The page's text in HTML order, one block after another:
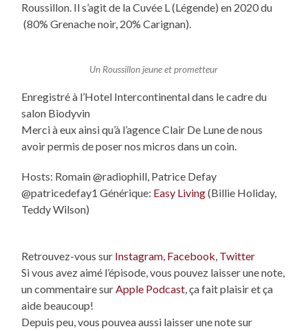
Roussillon. Il s’agit de la Cuvée L (Légende) en 2020 du
(80% Grenache noir, 20% Carignan).
Un Roussillon jeune et prometteur
Enregistré à l’Hotel Intercontinental dans le cadre du
salon Biodyvin
Merci à eux ainsi qu’à l’agence Clair De Lune de nous
avoir permis de poser nos micros dans un coin.
Hosts: Romain @radiophill, Patrice Defay
@patricedefay1 Générique: Easy Living(Billie Holiday,
Teddy Wilson)
Retrouvez-vous sur Instagram, Facebook, Twitter
Si vous avez aimé l’épisode, vous pouvez laisser une note,
un commentaire surApple Podcast, ça fait plaisir et ça
aide beaucoup!
Depuis peu, vous pouvea aussi laisser une note sur